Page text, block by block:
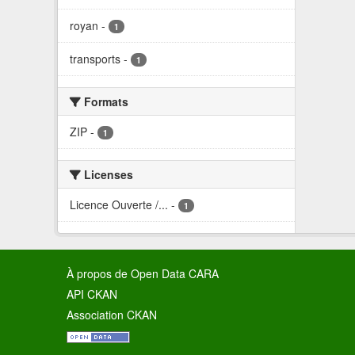
royan - 1
transports - 1
Formats
ZIP - 1
Licenses
Licence Ouverte /... - 1
À propos de Open Data CARA
API CKAN
Association CKAN